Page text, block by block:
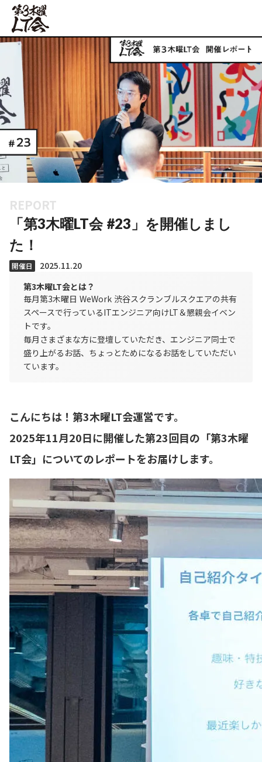
REPORT
「第3木曜LT会 #23」を開催しまし
た！
開催日
2025.11.20
第3木曜LT会とは？
毎月第3木曜日 WeWork 渋谷スクランブルスクエアの共有
スペースで行っているITエンジニア向けLT＆懇親会イベン
トです。
毎月さまざまな方に登壇していただき、エンジニア同士で
盛り上がるお話、ちょっとためになるお話をしていただい
ています。
こんにちは！第3木曜LT会運営です。
2025年11月20日に開催した第23回目の「第3木曜
LT会」についてのレポートをお届けします。